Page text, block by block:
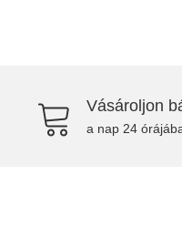
Vásároljon
a nap 24